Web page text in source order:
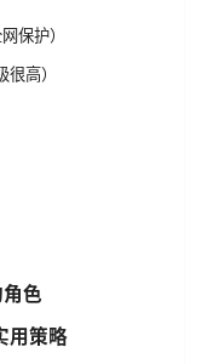
保护）
高）
色
用策略